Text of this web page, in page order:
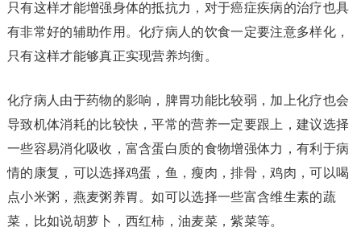
只有这样才能增强身体的抵抗力，对于癌症疾病的治疗也具
有非常好的辅助作用。化疗病人的饮食一定要注意多样化，
只有这样才能够真正实现营养均衡。
化疗病人由于药物的影响，脾胃功能比较弱，加上化疗也会
导致机体消耗的比较快，平常的营养一定要跟上，建议选择
一些容易消化吸收，富含蛋白质的食物增强体力，有利于病
情的康复，可以选择鸡蛋，鱼，瘦肉，排骨，鸡肉，可以喝
点小米粥，燕麦粥养胃。如可以选择一些富含维生素的蔬
菜，比如说胡萝卜，西红柿，油麦菜，紫菜等。